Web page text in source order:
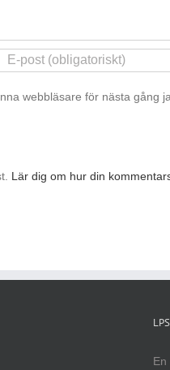
webbläsare för nästa gång
Lär dig om hur din
En